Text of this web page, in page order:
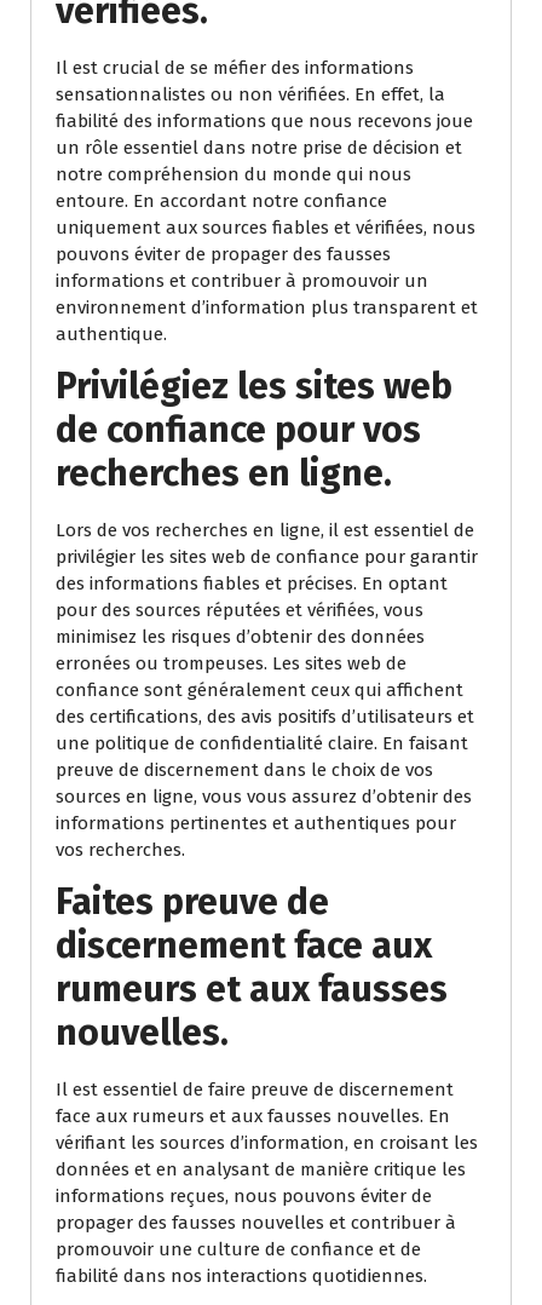
vérifiées.
Il est crucial de se méfier des informations
sensationnalistes ou non vérifiées. En effet, la
fiabilité des informations que nous recevons joue
un rôle essentiel dans notre prise de décision et
notre compréhension du monde qui nous
entoure. En accordant notre confiance
uniquement aux sources fiables et vérifiées, nous
pouvons éviter de propager des fausses
informations et contribuer à promouvoir un
environnement d’information plus transparent et
authentique.
Privilégiez les sites web
de confiance pour vos
recherches en ligne.
Lors de vos recherches en ligne, il est essentiel de
privilégier les sites web de confiance pour garantir
des informations fiables et précises. En optant
pour des sources réputées et vérifiées, vous
minimisez les risques d’obtenir des données
erronées ou trompeuses. Les sites web de
confiance sont généralement ceux qui affichent
des certifications, des avis positifs d’utilisateurs et
une politique de confidentialité claire. En faisant
preuve de discernement dans le choix de vos
sources en ligne, vous vous assurez d’obtenir des
informations pertinentes et authentiques pour
vos recherches.
Faites preuve de
discernement face aux
rumeurs et aux fausses
nouvelles.
Il est essentiel de faire preuve de discernement
face aux rumeurs et aux fausses nouvelles. En
vérifiant les sources d’information, en croisant les
données et en analysant de manière critique les
informations reçues, nous pouvons éviter de
propager des fausses nouvelles et contribuer à
promouvoir une culture de confiance et de
fiabilité dans nos interactions quotidiennes.